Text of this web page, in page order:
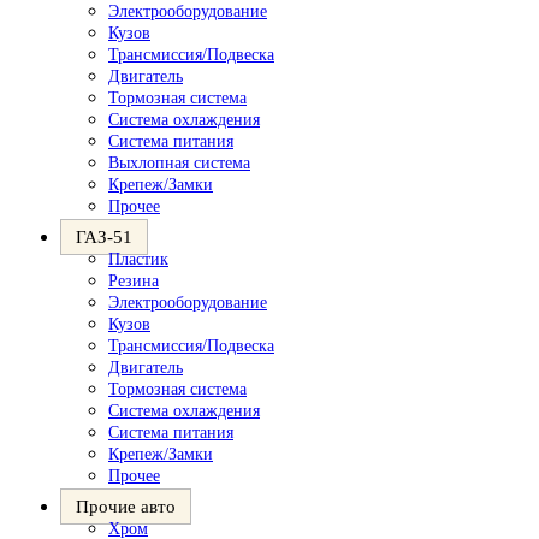
Электрооборудование
Кузов
Трансмиссия/Подвеска
Двигатель
Тормозная система
Система охлаждения
Система питания
Выхлопная система
Крепеж/Замки
Прочее
ГАЗ-51
Пластик
Резина
Электрооборудование
Кузов
Трансмиссия/Подвеска
Двигатель
Тормозная система
Система охлаждения
Система питания
Крепеж/Замки
Прочее
Прочие авто
Хром